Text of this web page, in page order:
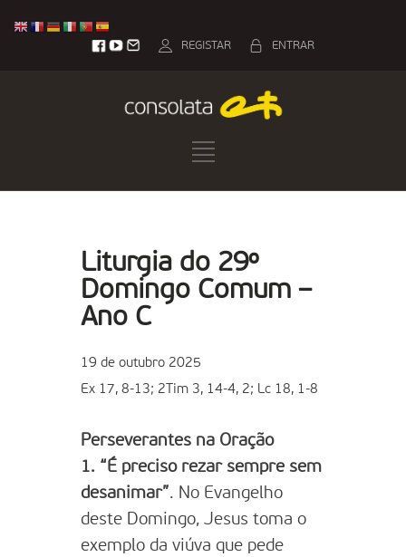
ENTRAR
REGISTAR
Liturgia do 29º
Domingo Comum –
Ano C
19 de outubro 2025
Ex 17, 8-13; 2Tim 3, 14-4, 2; Lc 18, 1-8
Perseverantes na Oração
1. “É preciso rezar sempre sem
desanimar”. No Evangelho
deste Domingo, Jesus toma o
exemplo da viúva que pede